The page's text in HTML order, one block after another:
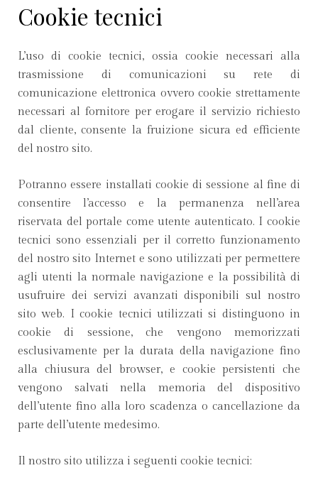
Cookie tecnici
L’uso di cookie tecnici, ossia cookie necessari alla
trasmissione di comunicazioni su rete di
comunicazione elettronica ovvero cookie strettamente
necessari al fornitore per erogare il servizio richiesto
dal cliente, consente la fruizione sicura ed efficiente
del nostro sito.
Potranno essere installati cookie di sessione al fine di
consentire l’accesso e la permanenza nell’area
riservata del portale come utente autenticato. I cookie
tecnici sono essenziali per il corretto funzionamento
del nostro sito Internet e sono utilizzati per permettere
agli utenti la normale navigazione e la possibilità di
usufruire dei servizi avanzati disponibili sul nostro
sito web. I cookie tecnici utilizzati si distinguono in
cookie di sessione, che vengono memorizzati
esclusivamente per la durata della navigazione fino
alla chiusura del browser, e cookie persistenti che
vengono salvati nella memoria del dispositivo
dell’utente fino alla loro scadenza o cancellazione da
parte dell’utente medesimo.
Il nostro sito utilizza i seguenti cookie tecnici: